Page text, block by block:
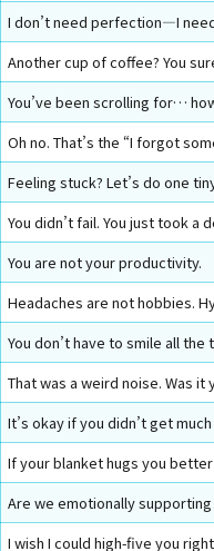
I don’t need perfection—I
Another cup of coffee? You
You’ve been scrolling for…
Oh no. That’s the “I forgot
Feeling stuck? Let’s do one
You didn’t fail. You just took a
You are not your productivity.
Headaches are not hobbies.
You don’t have to smile all the
That was a weird noise. Was
It’s okay if you didn’t get
If your blanket hugs you
Are we emotionally
I wish I could high-five you